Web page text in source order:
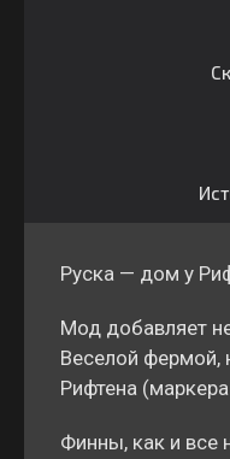
Руска — дом у
Мод добавляет
Веселой фермой,
Рифтена (маркера
Финны, как и все